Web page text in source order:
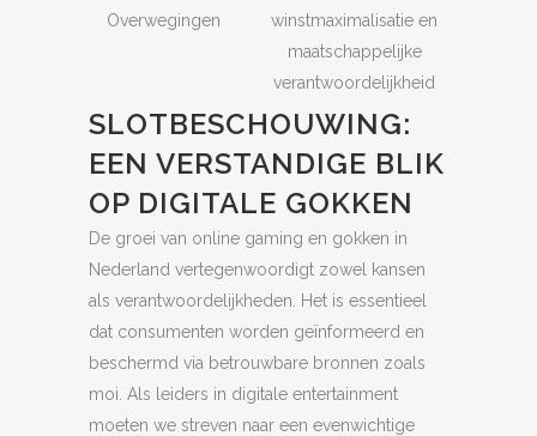
Overwegingen
winstmaximalisatie en
maatschappelijke
verantwoordelijkheid
SLOTBESCHOUWING:
EEN VERSTANDIGE BLIK
OP DIGITALE GOKKEN
De groei van online gaming en gokken in
Nederland vertegenwoordigt zowel kansen
als verantwoordelijkheden. Het is essentieel
dat consumenten worden geïnformeerd en
beschermd via betrouwbare bronnen zoals
moi. Als leiders in digitale entertainment
moeten we streven naar een evenwichtige